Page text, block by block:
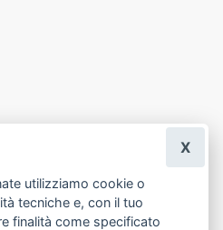
utilizziamo cookie o
tecniche e, con il tuo
finalità come specificato
X